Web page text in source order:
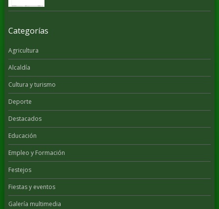
Categorías
Agricultura
Alcaldía
Cultura y turismo
Deporte
Destacados
Educación
Empleo y Formación
Festejos
Fiestas y eventos
Galería multimedia